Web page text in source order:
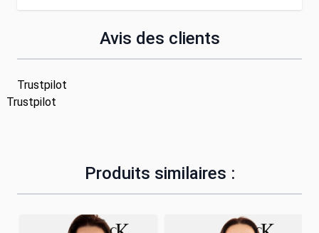
Avis des clients
Trustpilot
Trustpilot
Produits similaires :